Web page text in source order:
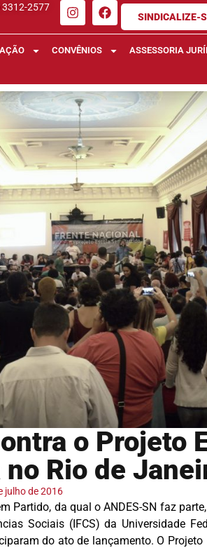
3312-2577
SINDICALIZE-
CONVÊNIOS ASSESSORIA
o Projeto
Rio de
julho de 2016
Partido, da qual o ANDES-SN faz
Sociais (IFCS) da Universidade
do ato de lançamento. O